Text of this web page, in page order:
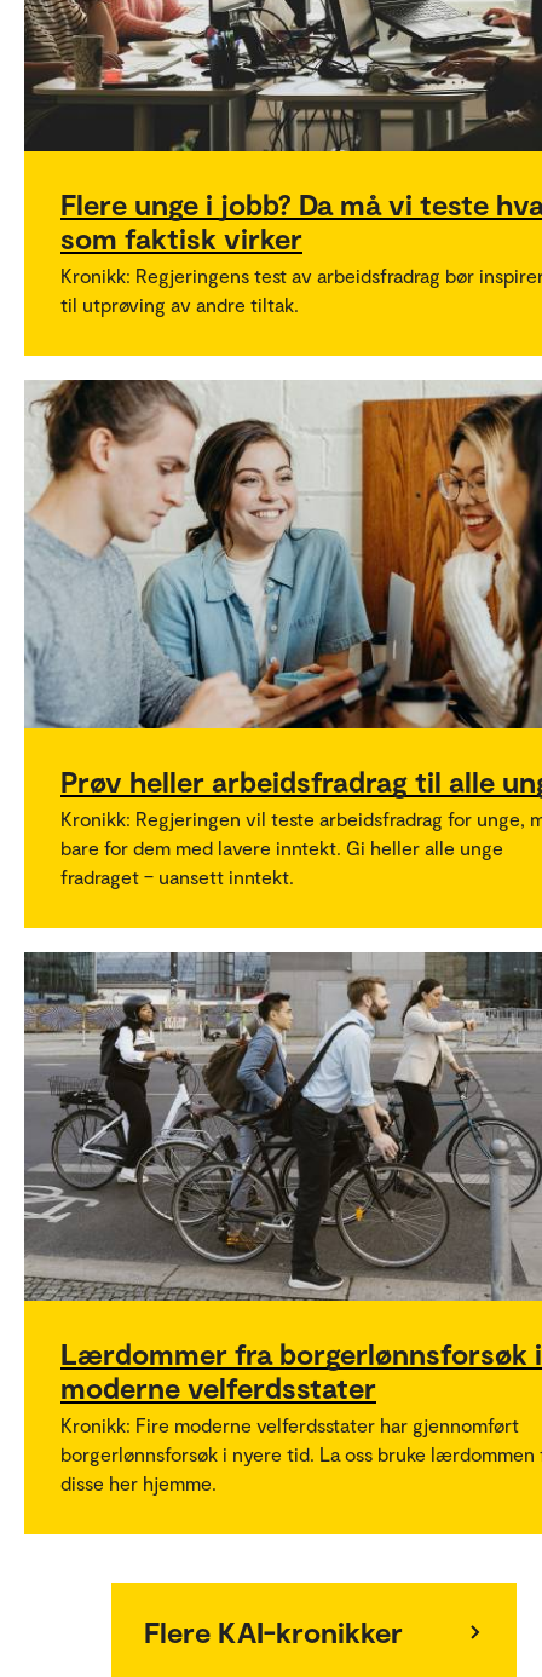
Flere unge i jobb? Da må vi teste
som faktisk virker
Kronikk: Regjeringens test av arbeidsfradrag bør
til utprøving av andre tiltak.
Prøv heller arbeidsfradrag til alle
Kronikk: Regjeringen vil teste arbeidsfradrag for unge,
bare for dem med lavere inntekt. Gi heller alle unge
fradraget – uansett inntekt.
Lærdommer fra borgerlønnsforsøk i
moderne velferdsstater
Kronikk: Fire moderne velferdsstater har gjennomført
borgerlønnsforsøk i nyere tid. La oss bruke lærdommen
disse her hjemme.
Flere KAI-kronikker